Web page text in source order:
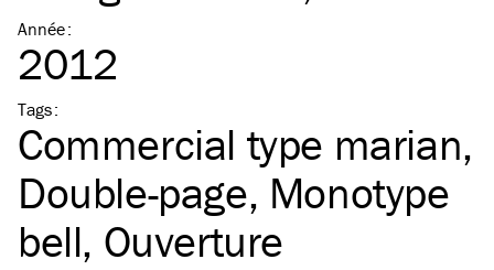
Année:
2012
Tags:
Commercial type marian
Double-page Monotype
bell Ouverture